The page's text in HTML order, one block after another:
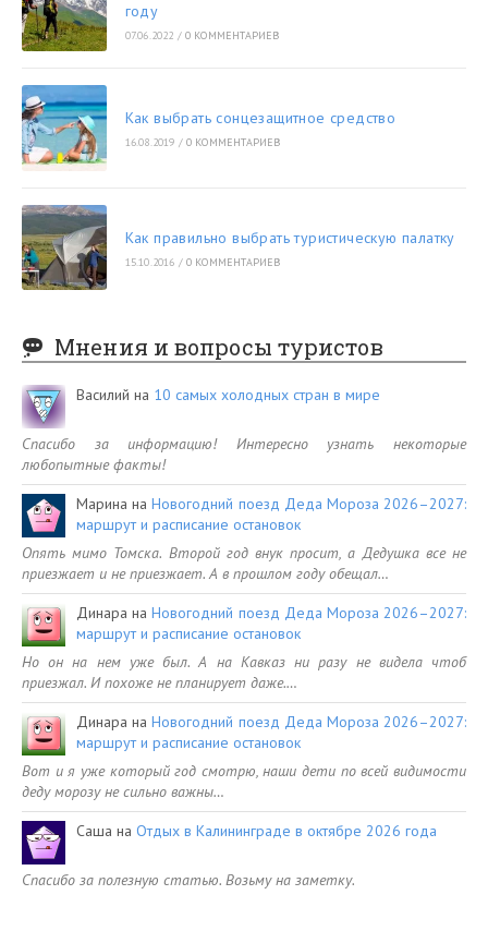
году
07.06.2022 / 0 КОММЕНТАРИЕВ
Как выбрать сонцезащитное средство
16.08.2019 / 0 КОММЕНТАРИЕВ
Как правильно выбрать туристическую палатку
15.10.2016 / 0 КОММЕНТАРИЕВ
Мнения и вопросы туристов
Василий на 10 самых холодных стран в мире
Спасибо за информацию! Интересно узнать некоторые
любопытные факты!
Марина наНовогодний поезд Деда Мороза 2026–2027:
маршрут и расписание остановок
Опять мимо Томска. Второй год внук просит, а Дедушка все не
приезжает и не приезжает. А в прошлом году обещал…
Динара наНовогодний поезд Деда Мороза 2026–2027:
маршрут и расписание остановок
Но он на нем уже был. А на Кавказ ни разу не видела чтоб
приезжал. И похоже не планирует даже.…
Динара наНовогодний поезд Деда Мороза 2026–2027:
маршрут и расписание остановок
Вот и я уже который год смотрю, наши дети по всей видимости
деду морозу не сильно важны…
Саша на Отдых в Калининграде в октябре 2026 года
Спасибо за полезную статью. Возьму на заметку.